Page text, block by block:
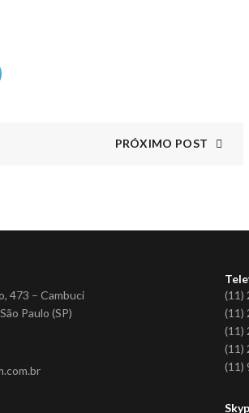
PRÓXIMO POST
473 – Cambuci
Paulo (SP)
(11)
(11)
(11)
(11)
(11)